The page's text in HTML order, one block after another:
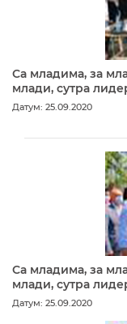
Са младима, за
млади, сутра
Датум: 25.09.2020
Са младима, за
млади, сутра
Датум: 25.09.2020